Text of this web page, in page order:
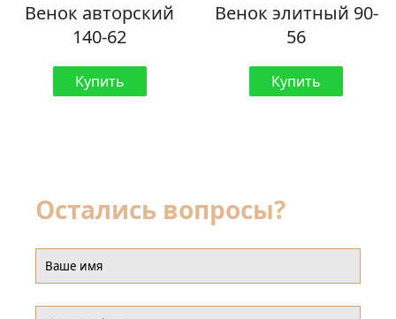
Венок авторский
140-62
Купить
Венок элитный 90-
56
Купить
Остались вопросы?